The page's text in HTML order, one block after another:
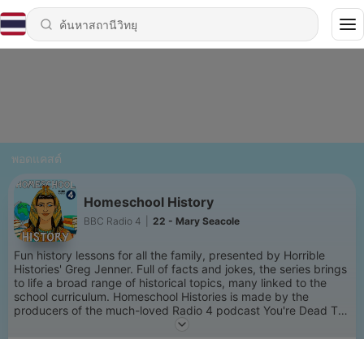
พอดแคสต์
Homeschool History
BBC Radio 4 22 - Mary Seacole
Fun history lessons for all the family, presented by Horrible
Histories' Greg Jenner. Full of facts and jokes, the series brings
to life a broad range of historical topics, many linked to the
school curriculum. Homeschool Histories is made by the
producers of the much-loved Radio 4 podcast You're Dead To